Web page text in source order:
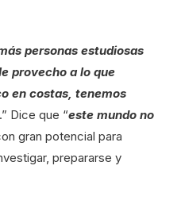
personas estudiosas
provecho a lo que
en costas, tenemos
.” Dice que “este mundo no
gran potencial para
prepararse y